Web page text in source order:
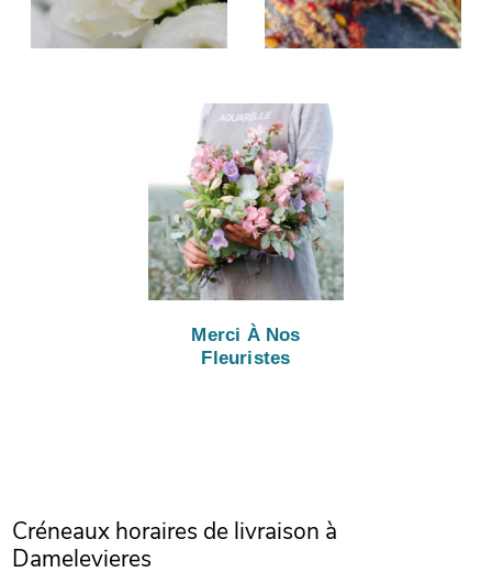
Merci À Nos
Fleuristes
Créneaux horaires de livraison à
Damelevieres